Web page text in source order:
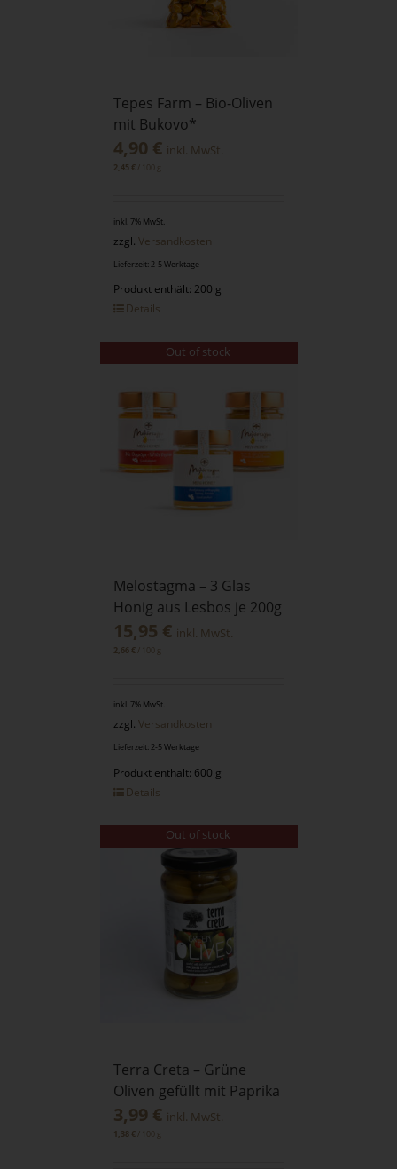
Tepes Farm – Bio-Oliven
mit Bukovo*
4,90 € inkl. MwSt.
2,45 €/ 100 g
inkl. 7% MwSt.
zzgl. Versandkosten
Lieferzeit: 2-5 Werktage
Produkt enthält: 200 g
Details
Out of stock
Melostagma – 3 Glas
Honig aus Lesbos je 200g
15,95 € inkl. MwSt.
2,66 €/ 100 g
inkl. 7% MwSt.
zzgl. Versandkosten
Lieferzeit: 2-5 Werktage
Produkt enthält: 600 g
Details
Out of stock
Terra Creta – Grüne
Oliven gefüllt mit Paprika
3,99 € inkl. MwSt.
1,38 €/ 100 g